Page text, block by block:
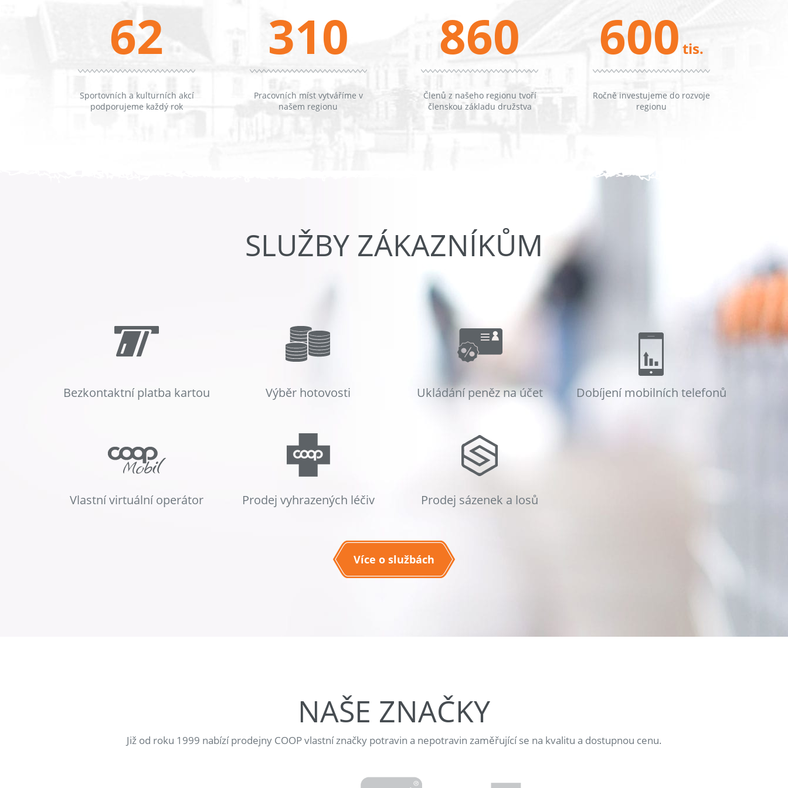
62
Sportovních a kulturních akcí
podporujeme každý rok
310
Pracovních míst vytváříme v
našem regionu
860
Členů z našeho regionu tvoří
členskou základu družstva
600 tis.
Ročně investujeme do rozvoje
regionu
SLUŽBY ZÁKAZNÍKŮM
Bezkontaktní platba kartou Výběr hotovosti Ukládání peněz na účet Dobíjení mobilních telefonů
Vlastní virtuální operátor Prodej vyhrazených léčiv Prodej sázenek a losů
Více o službách
NAŠE ZNAČKY
Již od roku 1999 nabízí prodejny COOP vlastní značky potravin a nepotravin zaměřující se na kvalitu a dostupnou cenu.